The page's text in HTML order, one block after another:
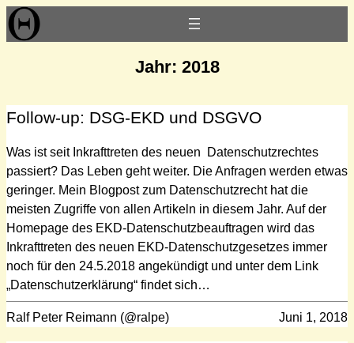
Zum
Inhalt
Jahr: 2018
Follow-up: DSG-EKD und DSGVO
Was ist seit Inkrafttreten des neuen Datenschutzrechtes
passiert? Das Leben geht weiter. Die Anfragen werden etwas
geringer. Mein Blogpost zum Datenschutzrecht hat die
meisten Zugriffe von allen Artikeln in diesem Jahr. Auf der
Homepage des EKD-Datenschutzbeauftragen wird das
Inkrafttreten des neuen EKD-Datenschutzgesetzes immer
noch für den 24.5.2018 angekündigt und unter dem Link
„Datenschutzerklärung“ findet sich…
Ralf Peter Reimann (@ralpe) Juni 1, 2018